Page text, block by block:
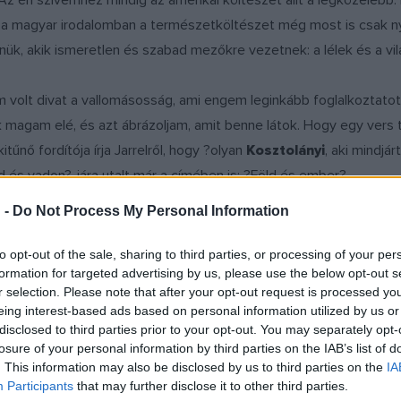
- Do Not Process My Personal Information
opt-out of the sale, sharing to third parties, or processing of your
for targeted advertising by us, please use the below opt-out
selection. Please note that after your opt-out request is processed
interest-based ads based on personal information utilized by us
to third parties prior to your opt-out. You may separately
of your personal information by third parties on the IAB’s list of
This information may also be disclosed by us to third parties on the
Participants that may further disclose it to other third parties.
irodalomban a természetköltészet még most is csak
akik ismeretlen és szabad mezőkre vezetnek: a lélek és a
volt divat a vallomásosság, ami engem leginkább
elé, és azt ábrázoljam, amit benne látok. Hogy egy
fordítója írja Jarrelről, hogy ?olyan Kosztolányi, aki
vadon?-jára utalt már a címében is: ?Föld és ember?.
és vadon?? Az emlékek miatt, persze, ilyen egyszerű a
a kert végében kezdődött. Néhány lépés kellett csak
Egyik gazdát a másikától / elválasztja a közös: a vadon, / a